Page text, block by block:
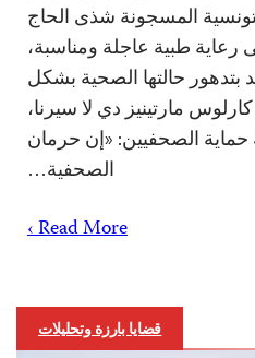
المسجونة شذى الحاج
طبية عاجلة ومناسبة،
بتدهور حالتها الصحية بشكل
مارتينيز دي لا سيرنا،
الصحفيين: «إن حرمان
الصحفية…
Read More ›
قضايا بارزة وتحليلات